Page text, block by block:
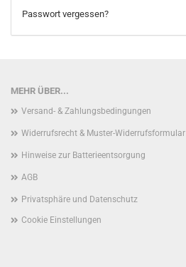
Passwort vergessen?
MEHR ÜBER...
Versand- & Zahlungsbedingungen
Widerrufsrecht & Muster-Widerrufsformular
Hinweise zur Batterieentsorgung
AGB
Privatsphäre und Datenschutz
Cookie Einstellungen